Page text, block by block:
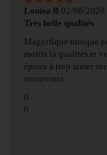
Louisa B 02/06/2020
Très belle qualités
Magnifique tunique
motifs la qualités et
époux à trop aimer
recouvrant
0
0